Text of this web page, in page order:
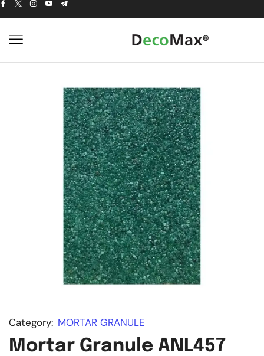
Category: MORTAR GRANULE
Mortar Granule ANL457